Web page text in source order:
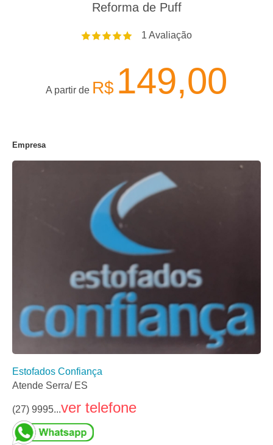
Reforma de Puff
1 Avaliação
A partir de R$ 149,00
Empresa
Estofados Confiança
Atende Serra/ ES
(27) 9995...ver telefone